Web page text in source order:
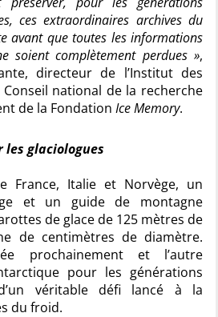
ces extraordinaires archives du
avant que toutes les informations
soient complètement perdues »,
directeur de l’Institut des
national de la recherche
de la Fondation Ice Memory.
les glaciologues
France, Italie et Norvège, un
et un guide de montagne
de glace de 125 mètres de
de centimètres de diamètre.
prochainement et l’autre
pour les générations
véritable défi lancé à la
du froid.